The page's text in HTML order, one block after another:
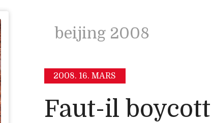
beijing 2008
2008. 16. MARS
Faut-il